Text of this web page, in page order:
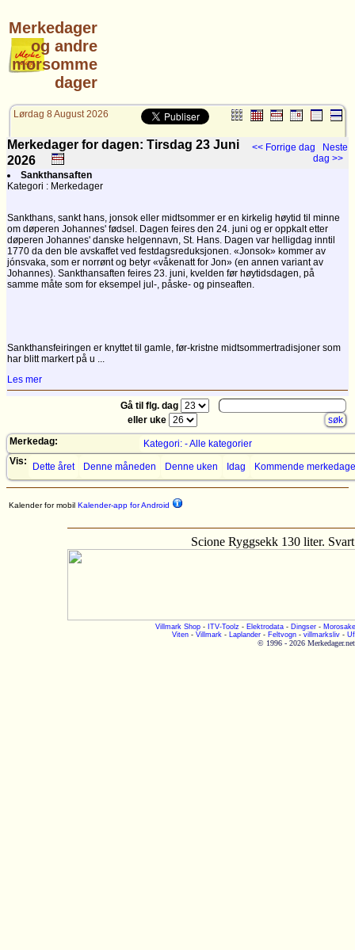
Merkedager
og andre
morsomme
dager
Lørdag 8 August 2026
Merkedager for dagen: Tirsdag 23 Juni
2026
<< Forrige dag
Neste
dag >>
Sankthansaften
Kategori : Merkedager
Sankthans, sankt hans, jonsok eller midtsommer er en kirkelig høytid til minne
om døperen Johannes' fødsel. Dagen feires den 24. juni og er oppkalt etter
døperen Johannes' danske helgennavn, St. Hans. Dagen var helligdag inntil
1770 da den ble avskaffet ved festdagsreduksjonen. «Jonsok» kommer av
jónsvaka, som er norrønt og betyr «våkenatt for Jon» (en annen variant av
Johannes). Sankthansaften feires 23. juni, kvelden før høytidsdagen, på
samme måte som for eksempel jul-, påske- og pinseaften.
Sankthansfeiringen er knyttet til gamle, før-kristne midtsommertradisjoner som
har blitt markert på u ...
Les mer
Gå til flg. dag
eller uke
Merkedag:
Kategori: - Alle kategorier
Vis:
Dette året Denne måneden Denne uken Idag Kommende
Kalender for mobil Kalender-app for Android
Scione Ryggsekk 130 liter.
Villmark Shop- ITV-Toolz - Elektrodata- Dingser-
Viten - Villmark - Laplander - Feltvogn - villmarksliv -
© 1996 - 2026 Merkedager.net